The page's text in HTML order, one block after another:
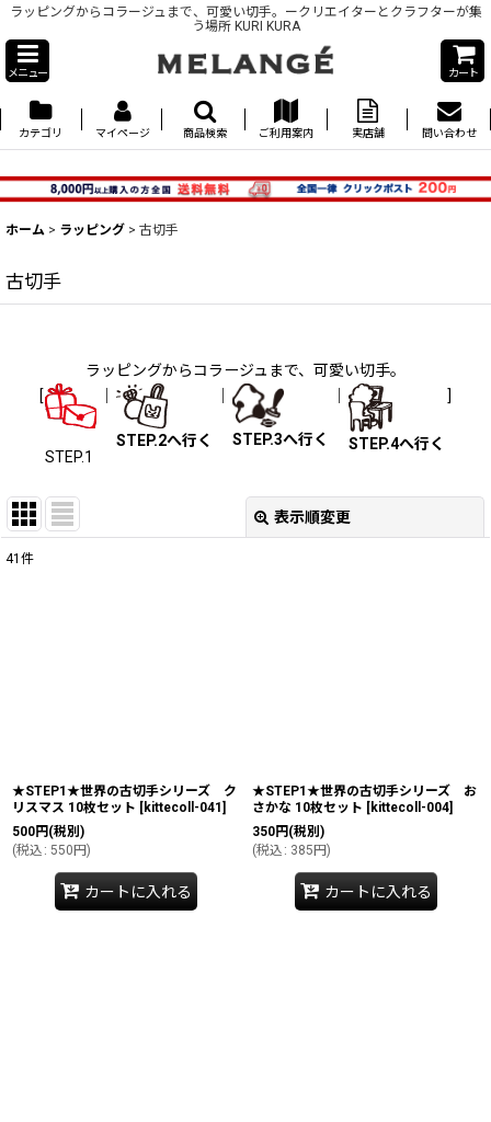
ラッピングからコラージュまで、可愛い切手。ークリエイターとクラフターが集
う場所 KURI KURA
メニュー カート
カテゴリ マイページ 商品検索 ご利用案内 実店舗 問い合わせ
ホーム > ラッピング > 古切手
古切手
ラッピングからコラージュまで、可愛い切手。
[
STEP.1
STEP.2へ行く STEP.3へ行く STEP.4へ行く
]
表示順変更
41 件
★STEP1★世界の古切手シリーズ ク
リスマス 10枚セット [kittecoll-041]
500円 (税別)
(税込 : 550円)
カートに入れる
★STEP1★世界の古切手シリーズ お
さかな 10枚セット [kittecoll-004]
350円 (税別)
(税込 : 385円)
カートに入れる